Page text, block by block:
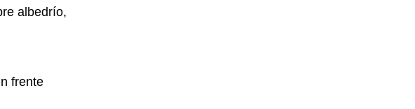
albedrío,
frente